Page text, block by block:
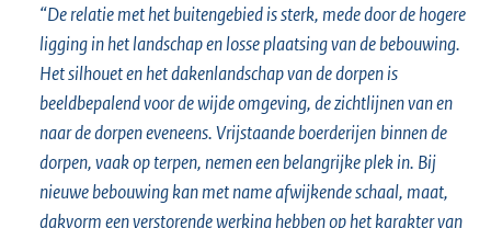
e
r
n
e
l
i
n
“De relatie met het buitengebied is sterk, mede door de hogere
ligging in het landschap en losse plaatsing van de bebouwing.
Het silhouet en het dakenlandschap van de dorpen is
beeldbepalend voor de wijde omgeving, de zichtlijnen van en
naar de dorpen eveneens. Vrijstaande boerderijenbinnen de
dorpen, vaak op terpen, nemen een belangrijke plek in. Bij
nieuwe bebouwing kan met name afwijkende schaal, maat,
dakvorm een verstorende werking hebben op het karakter van